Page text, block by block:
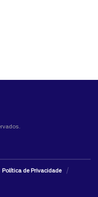
Política de Privacidade